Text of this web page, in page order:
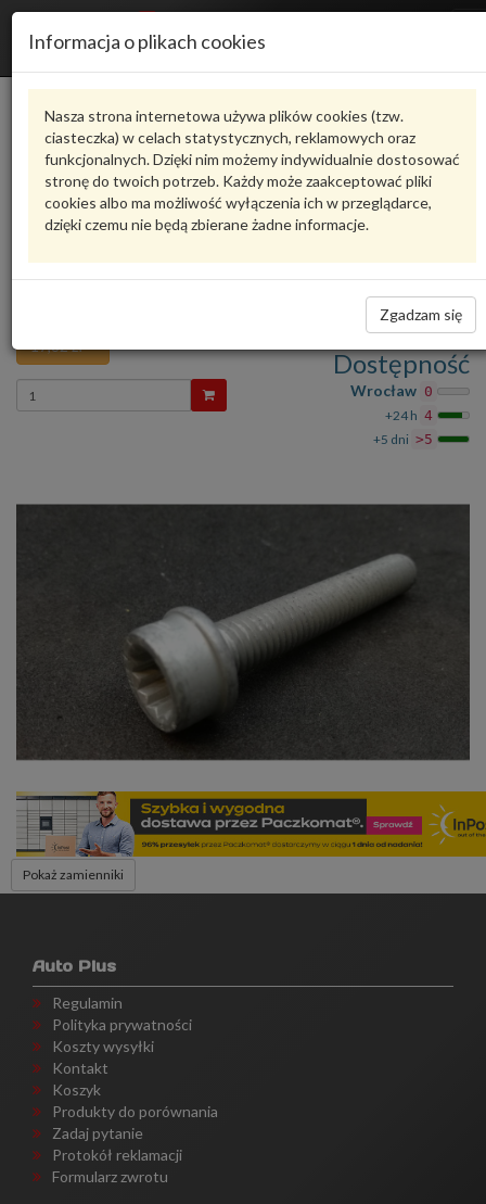
Informacja o plikach cookies
Nasza strona internetowa używa plików cookies (tzw.
ciasteczka) w celach statystycznych, reklamowych oraz
funkcjonalnych. Dzięki nim możemy indywidualnie dostosować
stronę do twoich potrzeb. Każdy może zaakceptować pliki
cookies albo ma możliwość wyłączenia ich w przeglądarce,
dzięki czemu nie będą zbierane żadne informacje.
Zgadzam się
Karta produktu
N91108501VAG
VAG - produkt oryginalny VW AUDI SEAT SKODA
Śruba kołnierzowa z gniazdem wielozębnym
17,82 zł
Wprowadź
ilość
Dostępność
Wrocław 0
+24 h 4
+5 dni >5
Pokaż zamienniki
Auto Plus
Regulamin
Polityka prywatności
Koszty wysyłki
Kontakt
Koszyk
Produkty do porównania
Zadaj pytanie
Protokół reklamacji
Formularz zwrotu